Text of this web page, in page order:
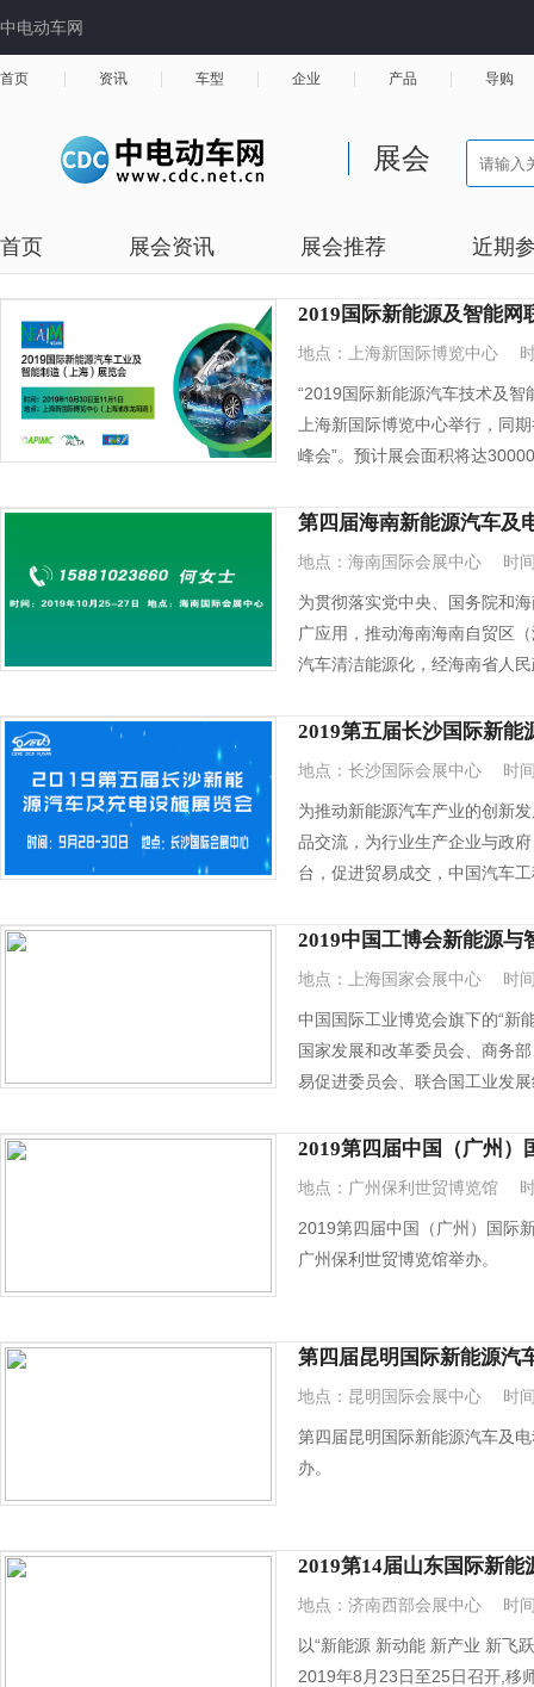
中电动车网
首页 资讯 车型 企业 产品 导购
展会
首页 展会资讯 展会推荐 近期
2019国际新能源及智能网
地点：上海新国际博览中心
“2019国际新能源汽车技术及
上海新国际博览中心举行，同
峰会”。预计展会面积将达
第四届海南新能源汽车及
地点：海南国际会展中心 时
为贯彻落实党中央、国务院和
广应用，推动海南海南自贸区
汽车清洁能源化，经海南省人
交通运输厅支持，海口市商务
2019第五届长沙国际新能
地点：长沙国际会展中心 时
为推动新能源汽车产业的创新
品交流，为行业生产企业与政
台，促进贸易成交，中国汽车
日在长沙国际会展中心继续举
2019中国工博会新能源与
地点：上海国家会展中心 时
中国国际工业博览会旗下的“新
国家发展和改革委员会、商务
易促进委员会、联合国工业发
商的热烈追捧。 展会力求最大
2019第四届中国（广州）
地点：广州保利世贸博览馆
2019第四届中国（广州）国际
广州保利世贸博览馆举办。
第四届昆明国际新能源汽
地点：昆明国际会展中心 时
第四届昆明国际新能源汽车及
办。
2019第14届山东国际新能
地点：济南西部会展中心 时
以“新能源 新动能 新产业 新飞
2019年8月23日至25日召开,移